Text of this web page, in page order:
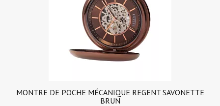
MONTRE DE POCHE MÉCANIQUE REGENT SAVONETTE
BRUN